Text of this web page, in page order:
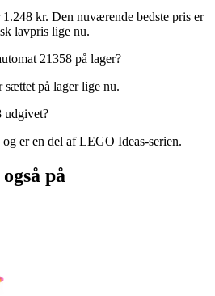
kr. Den nuværende bedste pris er
lavpris lige nu.
21358 på lager?
sættet på lager lige nu.
udgivet?
er en del af LEGO Ideas-serien.
på